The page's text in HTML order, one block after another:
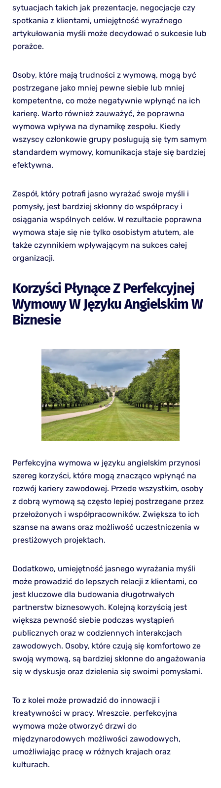
sytuacjach takich jak prezentacje, negocjacje czy
spotkania z klientami, umiejętność wyraźnego
artykułowania myśli może decydować o sukcesie lub
porażce.
Osoby, które mają trudności z wymową, mogą być
postrzegane jako mniej pewne siebie lub mniej
kompetentne, co może negatywnie wpłynąć na ich
karierę. Warto również zauważyć, że poprawna
wymowa wpływa na dynamikę zespołu. Kiedy
wszyscy członkowie grupy posługują się tym samym
standardem wymowy, komunikacja staje się bardziej
efektywna.
Zespół, który potrafi jasno wyrażać swoje myśli i
pomysły, jest bardziej skłonny do współpracy i
osiągania wspólnych celów. W rezultacie poprawna
wymowa staje się nie tylko osobistym atutem, ale
także czynnikiem wpływającym na sukces całej
organizacji.
Korzyści Płynące Z Perfekcyjnej
Wymowy W Języku Angielskim W
Biznesie
Perfekcyjna wymowa w języku angielskim przynosi
szereg korzyści, które mogą znacząco wpłynąć na
rozwój kariery zawodowej. Przede wszystkim, osoby
z dobrą wymową są często lepiej postrzegane przez
przełożonych i współpracowników. Zwiększa to ich
szanse na awans oraz możliwość uczestniczenia w
prestiżowych projektach.
Dodatkowo, umiejętność jasnego wyrażania myśli
może prowadzić do lepszych relacji z klientami, co
jest kluczowe dla budowania długotrwałych
partnerstw biznesowych. Kolejną korzyścią jest
większa pewność siebie podczas wystąpień
publicznych oraz w codziennych interakcjach
zawodowych. Osoby, które czują się komfortowo ze
swoją wymową, są bardziej skłonne do angażowania
się w dyskusje oraz dzielenia się swoimi pomysłami.
To z kolei może prowadzić do innowacji i
kreatywności w pracy. Wreszcie, perfekcyjna
wymowa może otworzyć drzwi do
międzynarodowych możliwości zawodowych,
umożliwiając pracę w różnych krajach oraz
kulturach.